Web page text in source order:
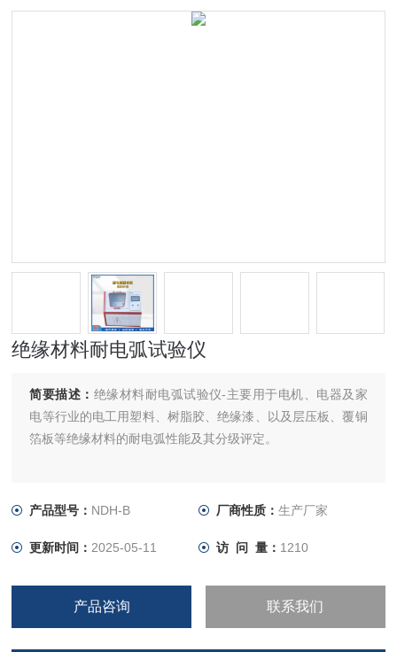
绝缘材料耐电弧试验仪
简要描述： 绝缘材料耐电弧试验仪-主要用于电机、电器及家
电等行业的电工用塑料、树脂胶、绝缘漆、以及层压板、覆铜
箔板等绝缘材料的耐电弧性能及其分级评定。
产品型号： NDH-B 厂商性质： 生产厂家
更新时间： 2025-05-11 访 问 量： 1210
产品咨询 联系我们